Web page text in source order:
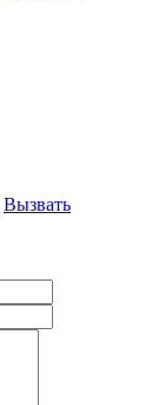
Вызвать